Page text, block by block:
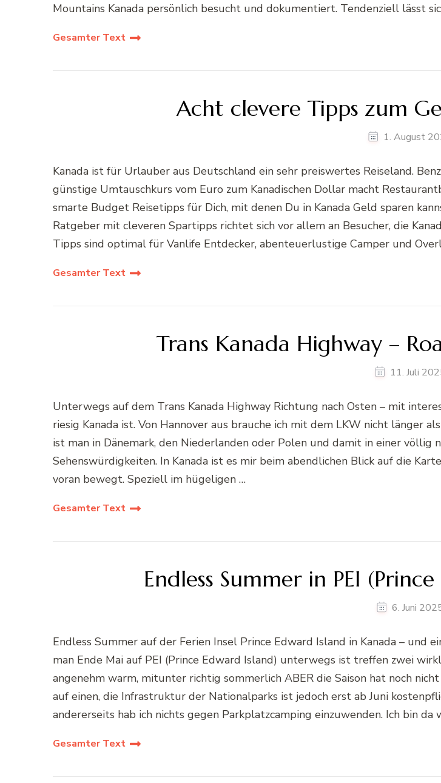
Mountains Kanada persönlich besucht und dokumentiert. Tendenziell lässt
Gesamter Text
Acht clevere Tipps zum
1. August
Kanada ist für Urlauber aus Deutschland ein sehr preiswertes Reiseland.
günstige Umtauschkurs vom Euro zum Kanadischen Dollar macht
smarte Budget Reisetipps für Dich, mit denen Du in Kanada Geld sparen
Ratgeber mit cleveren Spartipps richtet sich vor allem an Besucher, die
Tipps sind optimal für Vanlife Entdecker, abenteuerlustige Camper und
Gesamter Text
Trans Kanada Highway –
11. Juli
Unterwegs auf dem Trans Kanada Highway Richtung nach Osten – mit
riesig Kanada ist. Von Hannover aus brauche ich mit dem LKW nicht länger
ist man in Dänemark, den Niederlanden oder Polen und damit in einer völlig
Sehenswürdigkeiten. In Kanada ist es mir beim abendlichen Blick auf die
voran bewegt. Speziell im hügeligen …
Gesamter Text
Endless Summer in PEI
6. Juni
Endless Summer auf der Ferien Insel Prince Edward Island in Kanada – und
man Ende Mai auf PEI (Prince Edward Island) unterwegs ist treffen zwei
angenehm warm, mitunter richtig sommerlich ABER die Saison hat noch
auf einen, die Infrastruktur der Nationalparks ist jedoch erst ab Juni
andererseits hab ich nichts gegen Parkplatzcamping einzuwenden. Ich bin da
Gesamter Text